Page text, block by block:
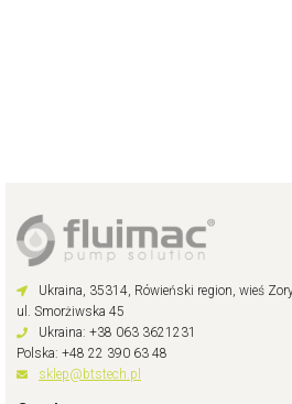
Ukraina, 35314, Rówieński region, wieś
ul. Smorżiwska 45
Ukraina: +38 063 3621231
Polska: +48 22 390 63 48
sklep@btstech.pl